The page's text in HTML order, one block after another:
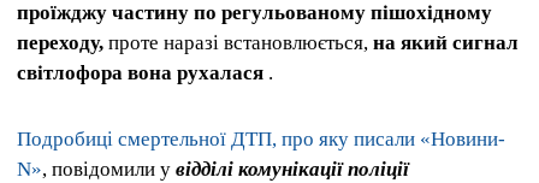
проїжджу частину по регульованому пішохідному
переходу, проте наразі встановлюється, на який сигнал
світлофора вона рухалася .
Подробиці смертельної ДТП, про яку писали «Новини-
N», повідомили у відділі комунікації поліції